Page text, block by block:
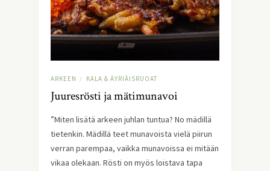
ARKEEN / KALA & ÄYRIÄISRUOAT
Juuresrösti ja mätimunavoi
”Miten lisätä arkeen juhlan tuntua? No mädillä
tietenkin. Mädillä teet munavoista vielä piirun
verran parempaa, vaikka munavoissa ei mitään
vikaa olekaan. Rösti on myös loistava tapa